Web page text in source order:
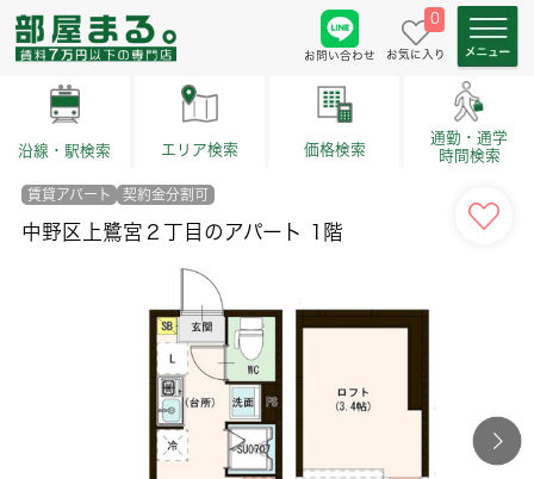
お問い合わせ
0
お気に入り
沿線・駅検索 エリア検索 価格検索
通勤・通学
時間検索
賃貸アパート 契約金分割可
中野区上鷺宮２丁目のアパート 1階